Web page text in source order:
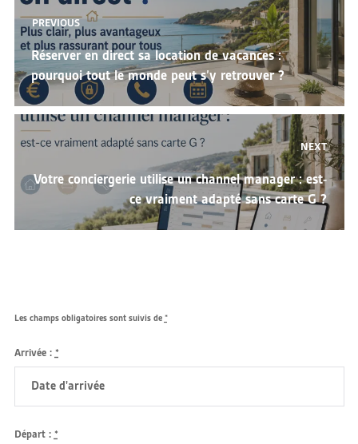
de
l’article
PREVIOUS
Previous
post:
Réserver en direct sa location de vacances :
pourquoi tout le monde peut s’y retrouver ?
NEXT
Next
post:
Votre conciergerie utilise un channel manager : est-
ce vraiment adapté sans carte G ?
Les champs obligatoires sont suivis de *
Arrivée : *
Départ : *